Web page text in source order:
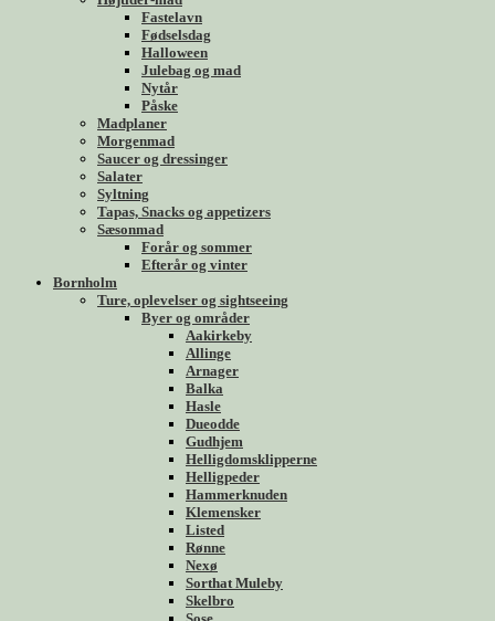
Fastelavn
Fødselsdag
Halloween
Julebag og mad
Nytår
Påske
Madplaner
Morgenmad
Saucer og dressinger
Salater
Syltning
Tapas, Snacks og appetizers
Sæsonmad
Forår og sommer
Efterår og vinter
Bornholm
Ture, oplevelser og sightseeing
Byer og områder
Aakirkeby
Allinge
Arnager
Balka
Hasle
Dueodde
Gudhjem
Helligdomsklipperne
Helligpeder
Hammerknuden
Klemensker
Listed
Rønne
Nexø
Sorthat Muleby
Skelbro